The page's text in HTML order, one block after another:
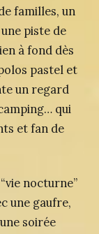
familles, un
piste de
à fond dès
pastel et
un regard
qui
et fan de
nocturne”
une gaufre,
soirée